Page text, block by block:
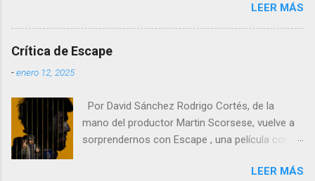
saga dirigida por James Cameron ha vuelto a
atraer al gran público a las salas, con cifras de
mercados europeos clave como Francia y
LEER MÁS
Crítica de Escape
-enero 12, 2025
Por David Sánchez Rodrigo Cortés, de la
mano del productor Martin Scorsese, vuelve a
sorprendernos con Escape , una película con
comedia negra, drama carcelario y elementos
LEER MÁS